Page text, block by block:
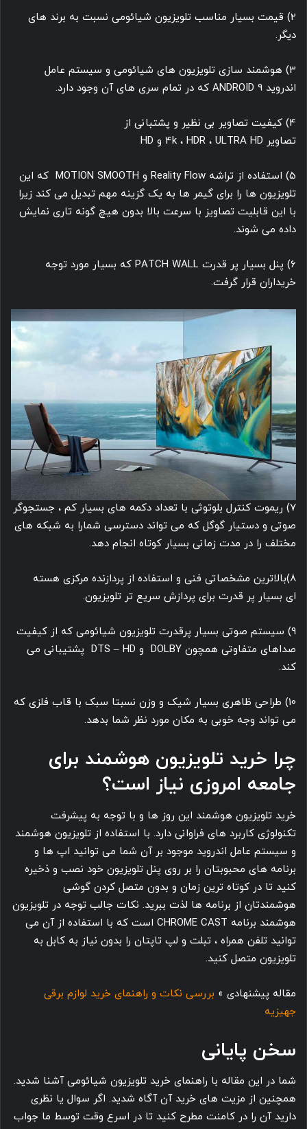
2) قیمت بسیار مناسب تلویزیون شیائومی نسبت به برند های
دیگر.
3) هوشمند سازی تلویزیون های شیائومی و سیستم عامل
اندروید ANDROID 9 که در تمام سری های آن وجود دارد.
4) کیفیت تصاویر بی نظیر و پشتبانی از
تصاویر 4k ، HDR ، ULTRA HD و HD
5) استفاده از تراشه Reality Flow و MOTION SMOOTH که این
تلویزیون ها را برای گیمر ها به یک گزینه مهم تبدیل می کند زیرا
با این قابلیت تصاویز با سرعت بالا بدون هیچ گونه تاری نمایش
داده می شوند.
6) پنل بسیار پر قدرت PATCH WALL که بسیار مورد توجه
خریداران قرار گرفت.
7) ریموت کنترل بلوتوثی با تعداد دکمه های بسیار کم ، جستجوگر
صوتی و دستیار گوگل که می تواند دسترسی شمارا به شبکه های
مختلف را در مدت زمانی بسیار کوتاه انجام دهد.
8)بالاترین مشخصاتی فنی و استفاده از پردازنده مرکزی هسته
ای بسیار پر قدرت برای پردازش سریع تر تلویزیون.
9) سیستم صوتی بسیار پرقدرت تلویزیون شیائومی که از کیفیت
صداهای متفاوتی همچون DOLBY و DTS – HD پشتیبانی می
کند.
10) طراحی ظاهری بسیار شیک و وزن نسبتا سبک با قاب فلزی که
می تواند وجه خوبی به مکان مورد نظر شما بدهد.
چرا خرید تلویزیون هوشمند برای
جامعه امروزی نیاز است؟
خرید تلویزیون هوشمند این روز ها و با توجه به پیشرفت
تکنولوژی کاربرد های فراوانی دارد. با استفاده از تلویزیون هوشمند
و سیستم عامل اندروید موجود بر آن شما می توانید اپ ها و
برنامه های محبوبتان را بر روی پنل تلویزیون خود نصب و ذخیره
کنید تا در کوتاه ترین زمان و بدون متصل کردن گوشی
هوشمندتان از برنامه ها لذت ببرید. نکات جالب توجه در تلویزیون
هوشمند برنامه CHROME CAST است که با استفاده از آن می
توانید تلفن همراه ، تبلت و لپ تاپتان را بدون نیاز به کابل به
تلویزیون متصل کنید.
مقاله پیشنهادی » بررسی نکات و راهنمای خرید لوازم برقی
جهیزیه
سخن پایانی
شما در این مقاله با راهنمای خرید تلویزیون شیائومی آشنا شدید.
همچنین از مزیت های خرید آن آگاه شدید. اگر سوال یا نظری
دارید آن را در کامنت مطرح کنید تا در اسرع وقت توسط ما جواب